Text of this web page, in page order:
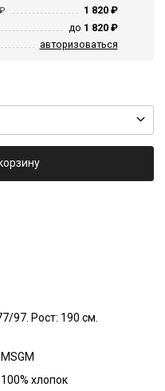
1 820 ₽
до 1 820 ₽
авторизоваться
97. Рост: 190 см.
MSGM
100% хлопок